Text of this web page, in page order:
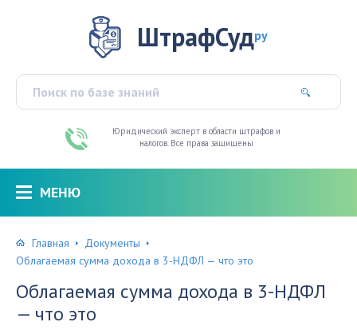
ШтрафСудру
Юридический эксперт в области штрафов и
налогов. Все права защищены
МЕНЮ
Главная
Документы
Облагаемая сумма дохода в 3-НДФЛ — что это
Облагаемая сумма дохода в 3-НДФЛ
— что это